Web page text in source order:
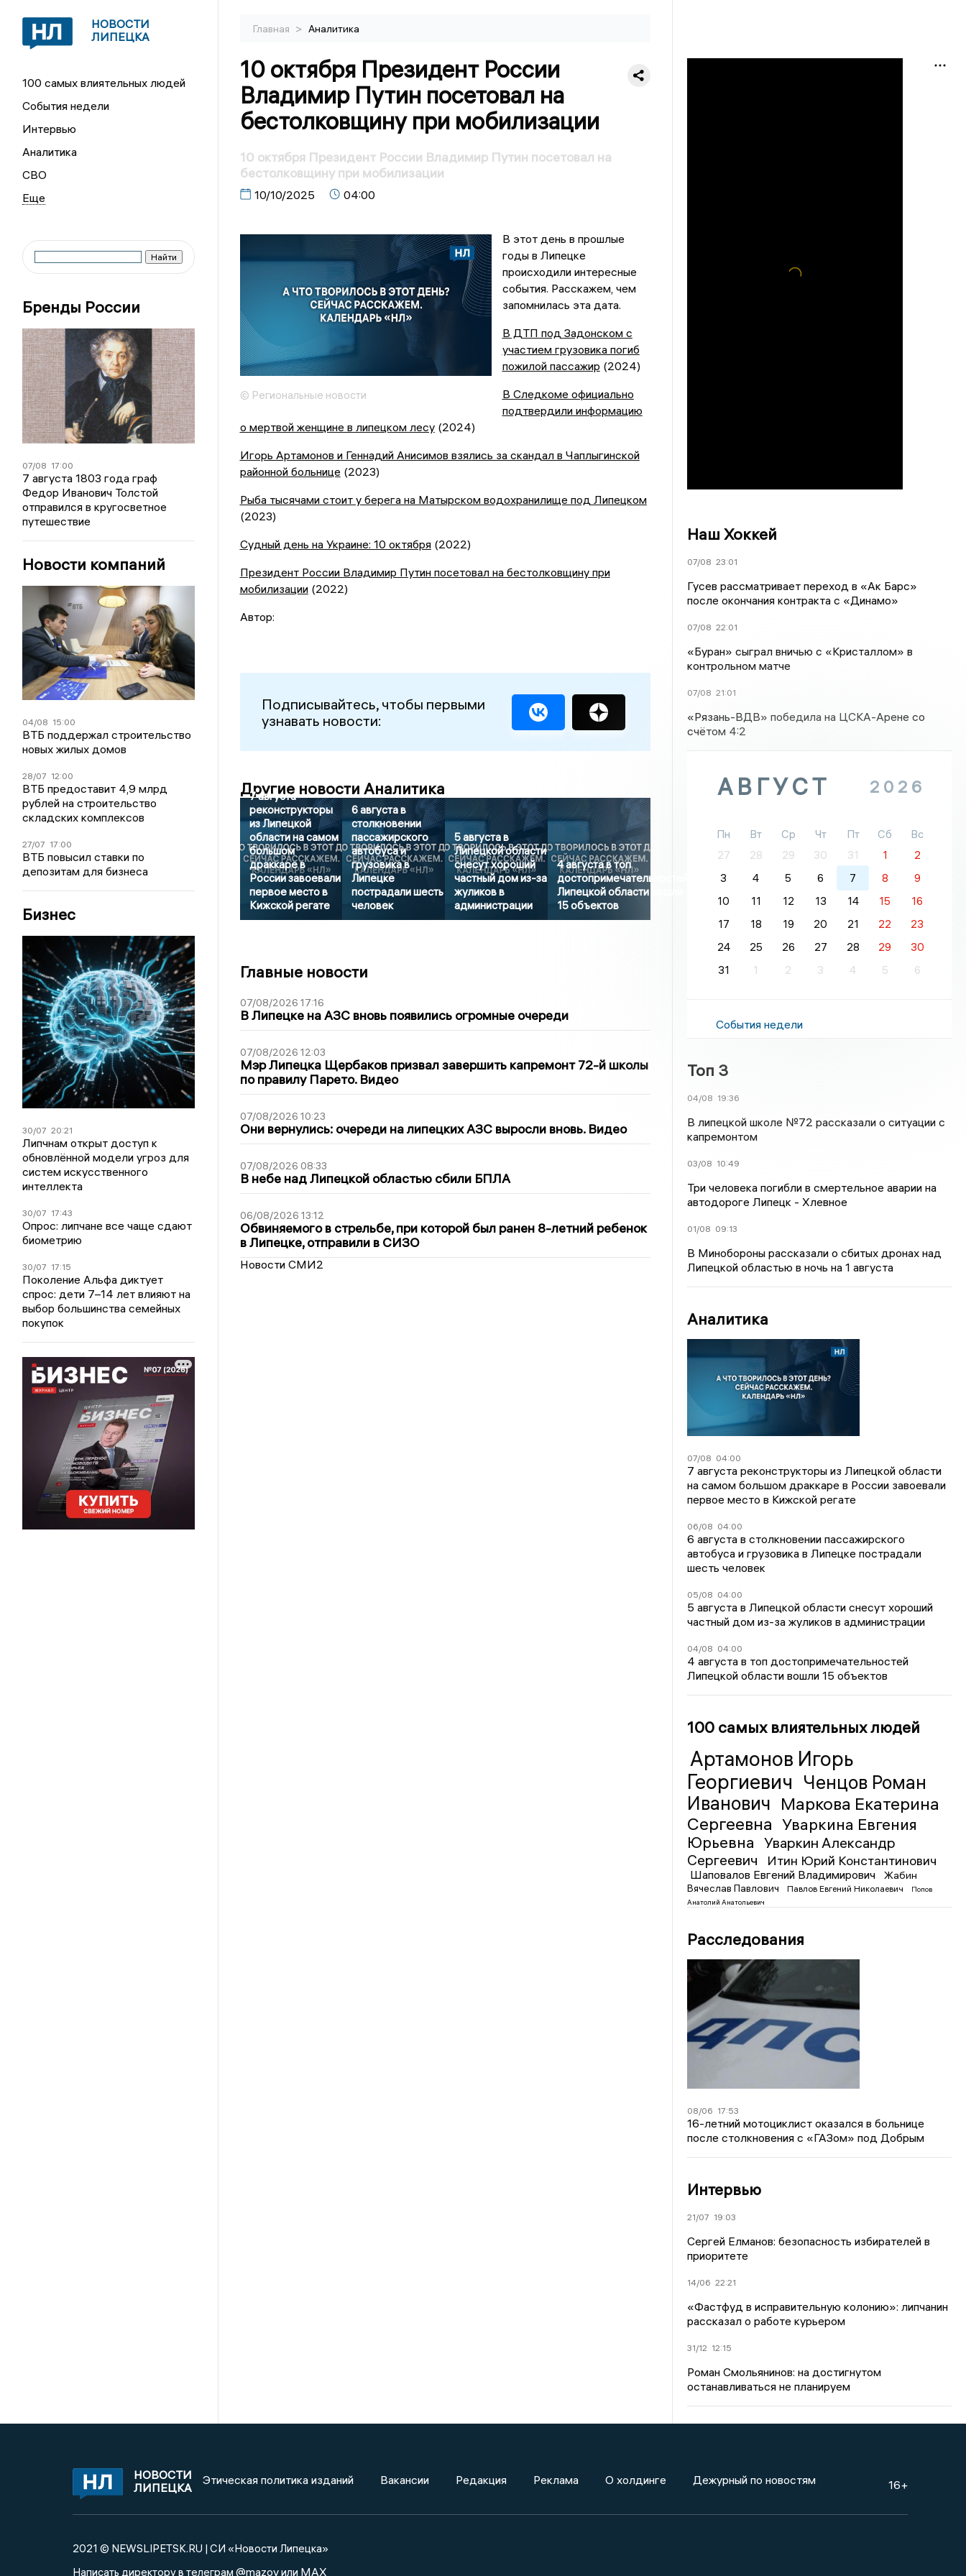
НОВОСТИ
ЛИПЕЦКА
100 самых влиятельных людей
События недели
Интервью
Аналитика
СВО
Бренды России
07/08 17:00
7 августа 1803 года граф
Федор Иванович Толстой
отправился в кругосветное
путешествие
Новости компаний
04/08 15:00
ВТБ поддержал строительство
новых жилых домов
28/07 12:00
ВТБ предоставит 4,9 млрд
рублей на строительство
складских комплексов
27/07 17:00
ВТБ повысил ставки по
депозитам для бизнеса
Бизнес
30/07 20:21
Липчнам открыт доступ к
обновлённой модели угроз для
систем искусственного
интеллекта
30/07 17:43
Опрос: липчане все чаще сдают
биометрию
30/07 17:15
Поколение Альфа диктует
спрос: дети 7–14 лет влияют на
выбор большинства семейных
покупок
Главная > Аналитика
10 октября Президент России
Владимир Путин посетовал на
бестолковщину при мобилизации
10 октября Президент России Владимир Путин посетовал на
бестолковщину при мобилизации
10/10/2025 04:00
© Региональные новости
В этот день в прошлые
годы в Липецке
происходили интересные
события. Расскажем, чем
запомнилась эта дата.
В ДТП под Задонском с
участием грузовика погиб
пожилой пассажир (2024)
В Следкоме официально
подтвердили информацию
о мертвой женщине в липецком лесу(2024)
Игорь Артамонов и Геннадий Анисимов взялись за скандал в Чаплыгинской
районной больнице (2023)
Рыба тысячами стоит у берега на Матырском водохранилище под Липецком
(2023)
Судный день на Украине: 10 октября(2022)
Президент России Владимир Путин посетовал на бестолковщину при
мобилизации(2022)
Автор:
Подписывайтесь, чтобы первыми
узнавать новости:
Другие новости Аналитика
7 августа
реконструкторы
из Липецкой
области на самом
большом
драккаре в
России завоевали
первое место в
Кижской регате
6 августа в
столкновении
пассажирского
автобуса и
грузовика в
Липецке
пострадали шесть
человек
5 августа в
Липецкой области
снесут хороший
частный дом из-за
жуликов в
администрации
4 августа в топ
достопримечательностей
Липецкой области вошли
15 объектов
Главные новости
07/08/2026 17:16
В Липецке на АЗС вновь появились огромные очереди
07/08/2026 12:03
Мэр Липецка Щербаков призвал завершить капремонт 72-й школы
по правилу Парето. Видео
07/08/2026 10:23
Они вернулись: очереди на липецких АЗС выросли вновь. Видео
07/08/2026 08:33
В небе над Липецкой областью сбили БПЛА
06/08/2026 13:12
Обвиняемого в стрельбе, при которой был ранен 8-летний ребенок
в Липецке, отправили в СИЗО
Новости СМИ2
Наш Хоккей
07/08 23:01
Гусев рассматривает переход в «Ак Барс»
после окончания контракта с «Динамо»
07/08 22:01
«Буран» сыграл вничью с «Кристаллом» в
контрольном матче
07/08 21:01
«Рязань-ВДВ» победила на ЦСКА-Арене со
счётом 4:2
АВГУСТ 2026
Пн Вт Ср Чт Пт Сб
Вс
27
28 29 30 31 1
2
3
4 5 6 7 8
9
10
11 12 13 14 15
16
17
18 19 20 21 22
23
24
25 26 27 28 29
30
31
1 2 3 4 5 6
События недели
Топ 3
04/08 19:36
В липецкой школе №72 рассказали о ситуации с
капремонтом
03/08 10:49
Три человека погибли в смертельное аварии на
автодороге Липецк - Хлевное
01/08 09:13
В Минобороны рассказали о сбитых дронах над
Липецкой областью в ночь на 1 августа
Аналитика
07/08 04:00
7 августа реконструкторы из Липецкой области
на самом большом драккаре в России завоевали
первое место в Кижской регате
06/08 04:00
6 августа в столкновении пассажирского
автобуса и грузовика в Липецке пострадали
шесть человек
05/08 04:00
5 августа в Липецкой области снесут хороший
частный дом из-за жуликов в администрации
04/08 04:00
4 августа в топ достопримечательностей
Липецкой области вошли 15 объектов
100 самых влиятельных людей
Артамонов Игорь
Георгиевич Ченцов Роман
Иванович Маркова Екатерина
Сергеевна Уваркина Евгения
Юрьевна
Уваркин Александр
Сергеевич
Итин Юрий Константинович
Шаповалов Евгений Владимирович
Жабин
Вячеслав Павлович
Павлов Евгений Николаевич
Попов
Анатолий Анатольевич
Расследования
08/06 17:53
16-летний мотоциклист оказался в больнице
после столкновения с «ГАЗом» под Добрым
Интервью
21/07 19:03
Сергей Елманов: безопасность избирателей в
приоритете
14/06 22:21
«Фастфуд в исправительную колонию»: липчанин
рассказал о работе курьером
31/12 12:15
Роман Смольянинов: на достигнутом
останавливаться не планируем
НОВОСТИ
ЛИПЕЦКА
Этическая политика изданий Вакансии Редакция Реклама О холдинге Дежурный по новостям 16+
2021 © NEWSLIPETSK.RU | СИ «Новости Липецка»
Написать директору в телеграм @mazovили MAX